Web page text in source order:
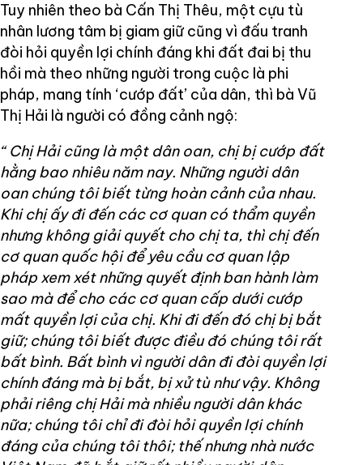
Tuy nhiên theo bà Cấn Thị Thêu, một cựu tù
nhân lương tâm bị giam giữ cũng vì đấu tranh
đòi hỏi quyền lợi chính đáng khi đất đai bị thu
hồi mà theo những người trong cuộc là phi
pháp, mang tính ‘cướp đất’ của dân, thì bà Vũ
Thị Hải là người có đồng cảnh ngộ:
“ Chị Hải cũng là một dân oan, chị bị cướp đất
hằng bao nhiêu năm nay. Những người dân
oan chúng tôi biết từng hoàn cảnh của nhau.
Khi chị ấy đi đến các cơ quan có thẩm quyền
nhưng không giải quyết cho chị ta, thì chị đến
cơ quan quốc hội để yêu cầu cơ quan lập
pháp xem xét những quyết định ban hành làm
sao mà để cho các cơ quan cấp dưới cướp
mất quyền lợi của chị. Khi đi đến đó chị bị bắt
giữ; chúng tôi biết được điều đó chúng tôi rất
bất bình. Bất bình vì người dân đi đòi quyền lợi
chính đáng mà bị bắt, bị xử tù như vậy. Không
phải riêng chị Hải mà nhiều người dân khác
nữa; chúng tôi chỉ đi đòi hỏi quyền lợi chính
đáng của chúng tôi thôi; thế nhưng nhà nước